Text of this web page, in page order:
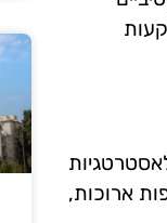
ארוכות,